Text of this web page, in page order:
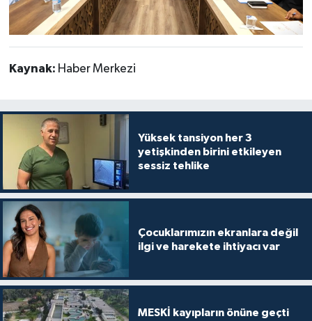
Kaynak: Haber Merkezi
Yüksek tansiyon her 3
yetişkinden birini etkileyen
sessiz tehlike
Çocuklarımızın ekranlara değil
ilgi ve harekete ihtiyacı var
MESKİ kayıpların önüne geçti